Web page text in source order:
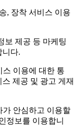
, 장착 서비스 이용
보 제공 등 마케팅
니다.
이용에 대한 통
제공 및 광고 게재
가 안심하고 이용할
정보를 이용합니